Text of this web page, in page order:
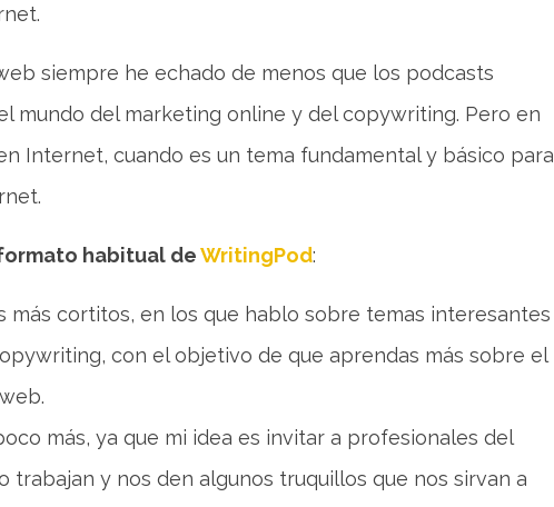
siempre he echado de menos que los podcasts
mundo del marketing online y del copywriting. Pero en
Internet, cuando es un tema fundamental y básico para
habitual deWritingPod:
más cortitos, en los que hablo sobre temas interesantes
con el objetivo de que aprendas más sobre el
más, ya que mi idea es invitar a profesionales del
y nos den algunos truquillos que nos sirvan a